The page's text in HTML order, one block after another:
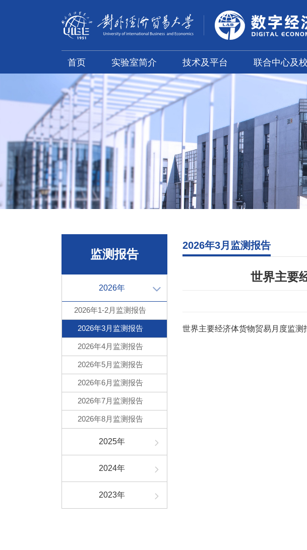
首页 实验室简介 技术及平台 联合中心及
监测报告
2026年
2026年1-2月监测报告
2026年3月监测报告
2026年4月监测报告
2026年5月监测报告
2026年6月监测报告
2026年7月监测报告
2026年8月监测报告
2025年
2024年
2023年
2026年3月监测报告
世界主要
世界主要经济体货物贸易月度监测